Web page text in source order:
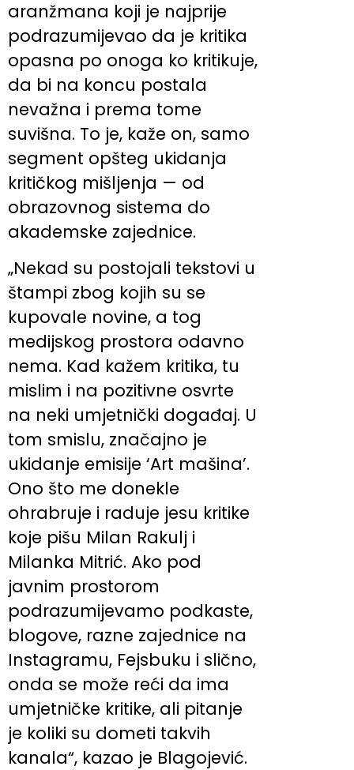
aranžmana koji je najprije
podrazumijevao da je kritika
opasna po onoga ko kritikuje,
da bi na koncu postala
nevažna i prema tome
suvišna. To je, kaže on, samo
segment opšteg ukidanja
kritičkog mišljenja — od
obrazovnog sistema do
akademske zajednice.
„Nekad su postojali tekstovi u
štampi zbog kojih su se
kupovale novine, a tog
medijskog prostora odavno
nema. Kad kažem kritika, tu
mislim i na pozitivne osvrte
na neki umjetnički događaj. U
tom smislu, značajno je
ukidanje emisije ‘Art mašina’.
Ono što me donekle
ohrabruje i raduje jesu kritike
koje pišu Milan Rakulj i
Milanka Mitrić. Ako pod
javnim prostorom
podrazumijevamo podkaste,
blogove, razne zajednice na
Instagramu, Fejsbuku i slično,
onda se može reći da ima
umjetničke kritike, ali pitanje
je koliki su dometi takvih
kanala“, kazao je Blagojević.